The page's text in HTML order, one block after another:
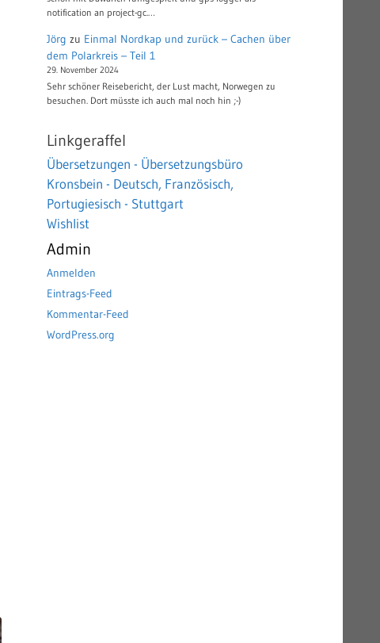
notification an project-gc.…
Jörg zu Einmal Nordkap und zurück – Cachen über
dem Polarkreis – Teil 1
29. November 2024
Sehr schöner Reisebericht, der Lust macht, Norwegen zu
besuchen. Dort müsste ich auch mal noch hin ;-)
Linkgeraffel
Übersetzungen - Übersetzungsbüro
Kronsbein - Deutsch, Französisch,
Portugiesisch - Stuttgart
Wishlist
Admin
Anmelden
Eintrags-Feed
Kommentar-Feed
WordPress.org